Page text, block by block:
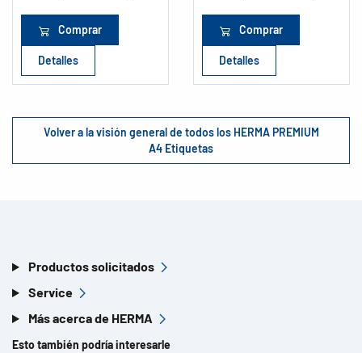
Comprar
Detalles
Comprar
Detalles
Volver a la visión general de todos los HERMA PREMIUM
A4 Etiquetas
Productos solicitados
Service
Más acerca de HERMA
Esto también podría interesarle